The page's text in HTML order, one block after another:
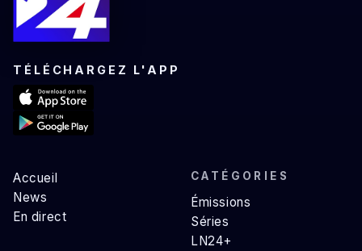
TÉLÉCHARGEZ L'APP
Accueil
News
En direct
CATÉGORIES
Émissions
Séries
LN24+